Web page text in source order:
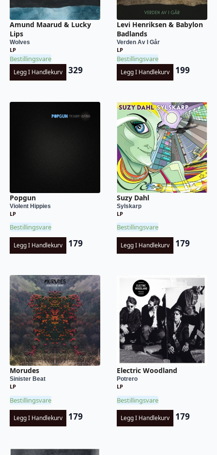
Amund Maarud & Lucky
Lips
Wolves
LP
Bestillingsvare
Legg I Handlekurv 329
Levi Henriksen & Babylon
Badlands
Verden Av I Går
LP
Bestillingsvare
Legg I Handlekurv 199
Popgun
Violent Hippies
LP
Bestillingsvare
Legg I Handlekurv 179
Suzy Dahl
Sylskarp
LP
Bestillingsvare
Legg I Handlekurv 179
Morudes
Sinister Beat
LP
Bestillingsvare
Legg I Handlekurv 179
Electric Woodland
Potrero
LP
Bestillingsvare
Legg I Handlekurv 179